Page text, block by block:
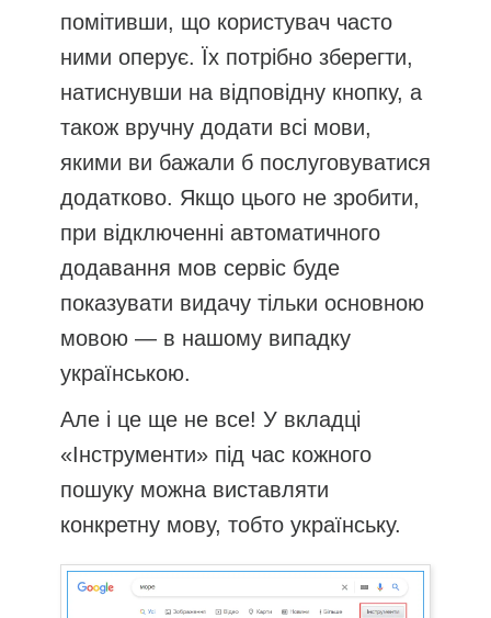
помітивши, що користувач часто
ними оперує. Їх потрібно зберегти,
натиснувши на відповідну кнопку, а
також вручну додати всі мови,
якими ви бажали б послуговуватися
додатково. Якщо цього не зробити,
при відключенні автоматичного
додавання мов сервіс буде
показувати видачу тільки основною
мовою — в нашому випадку
українською.
Але і це ще не все! У вкладці
«Інструменти» під час кожного
пошуку можна виставляти
конкретну мову, тобто українську.